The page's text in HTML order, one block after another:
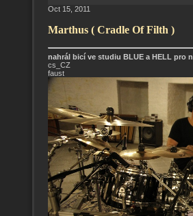
Oct 15, 2011
Marthus ( Cradle Of Filth )
nahrál bicí ve studiu BLUE a HELL pro
cs_CZ
faust